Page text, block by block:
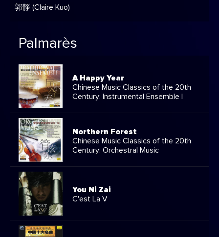
郭靜 (Claire Kuo)
Palmarès
A Happy Year
Chinese Music Classics of the 20th
Century: Instrumental Ensemble I
Northern Forest
Chinese Music Classics of the 20th
Century: Orchestral Music
You Ni Zai
C'est La V